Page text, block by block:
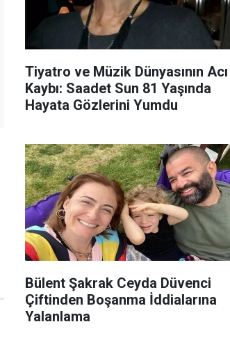
Tiyatro ve Müzik Dünyasının Acı
Kaybı: Saadet Sun 81 Yaşında
Hayata Gözlerini Yumdu
Bülent Şakrak Ceyda Düvenci
Çiftinden Boşanma İddialarına
Yalanlama